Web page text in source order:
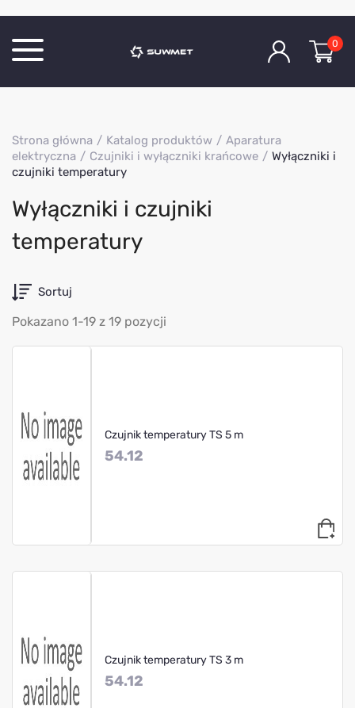
O Firmie
Aktualności
Kontakt
0
Strona główna Katalog produktów
Aparatura
elektryczna
Czujniki i wyłączniki krańcowe
Wyłączniki i
czujniki temperatury
Wyłączniki i czujniki
temperatury
Sortuj
Pokazano 1-19 z 19 pozycji
Czujnik temperatury TS 5 m
54.12
Czujnik temperatury TS 3 m
54.12